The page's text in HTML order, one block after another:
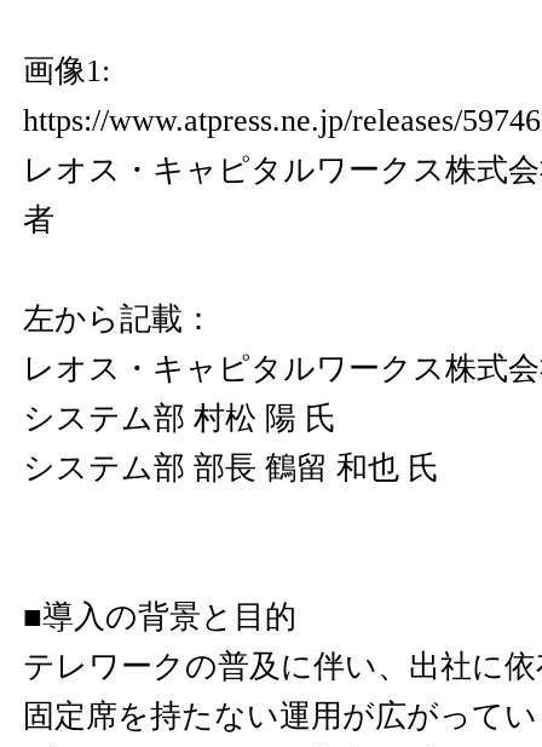
画像1:
https://www.atpress.ne.jp/releases/
レオス・キャピタルワークス株式
者
左から記載：
レオス・キャピタルワークス株式
システム部 村松 陽 氏
システム部 部長 鶴留 和也 氏
■導入の背景と目的
テレワークの普及に伴い、出社に
固定席を持たない運用が広がって